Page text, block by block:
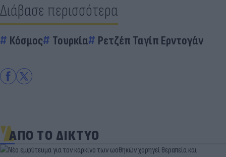
Διάβασε περισσότερα
Κόσμος Τουρκία Ρετζέπ Ταγίπ Ερντογάν
ΑΠΟ ΤΟ ΔΙΚΤΥΟ